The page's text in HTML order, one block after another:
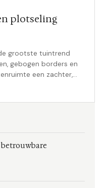
plotseling
grootste tuintrend
gebogen borders en
een zachter,
aanleggen is
betrouwbare